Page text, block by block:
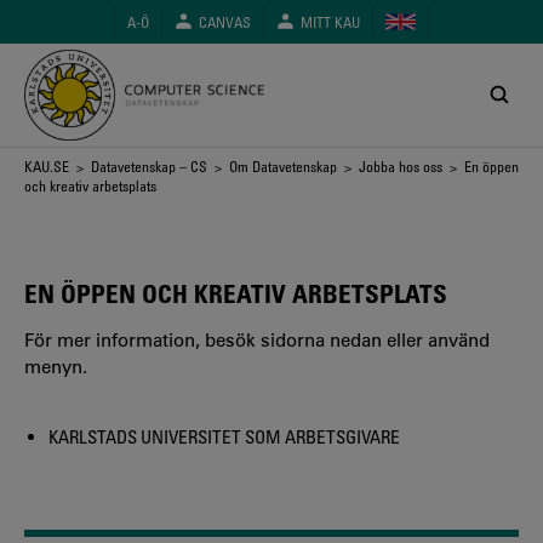
huvudinnehåll
A-Ö CANVAS MITT KAU
Länkstig
KAU.SE > Datavetenskap – CS > Om Datavetenskap > Jobba hos oss > En öppen
och kreativ arbetsplats
EN ÖPPEN OCH KREATIV ARBETSPLATS
För mer information, besök sidorna nedan eller använd
menyn.
KARLSTADS UNIVERSITET SOM ARBETSGIVARE